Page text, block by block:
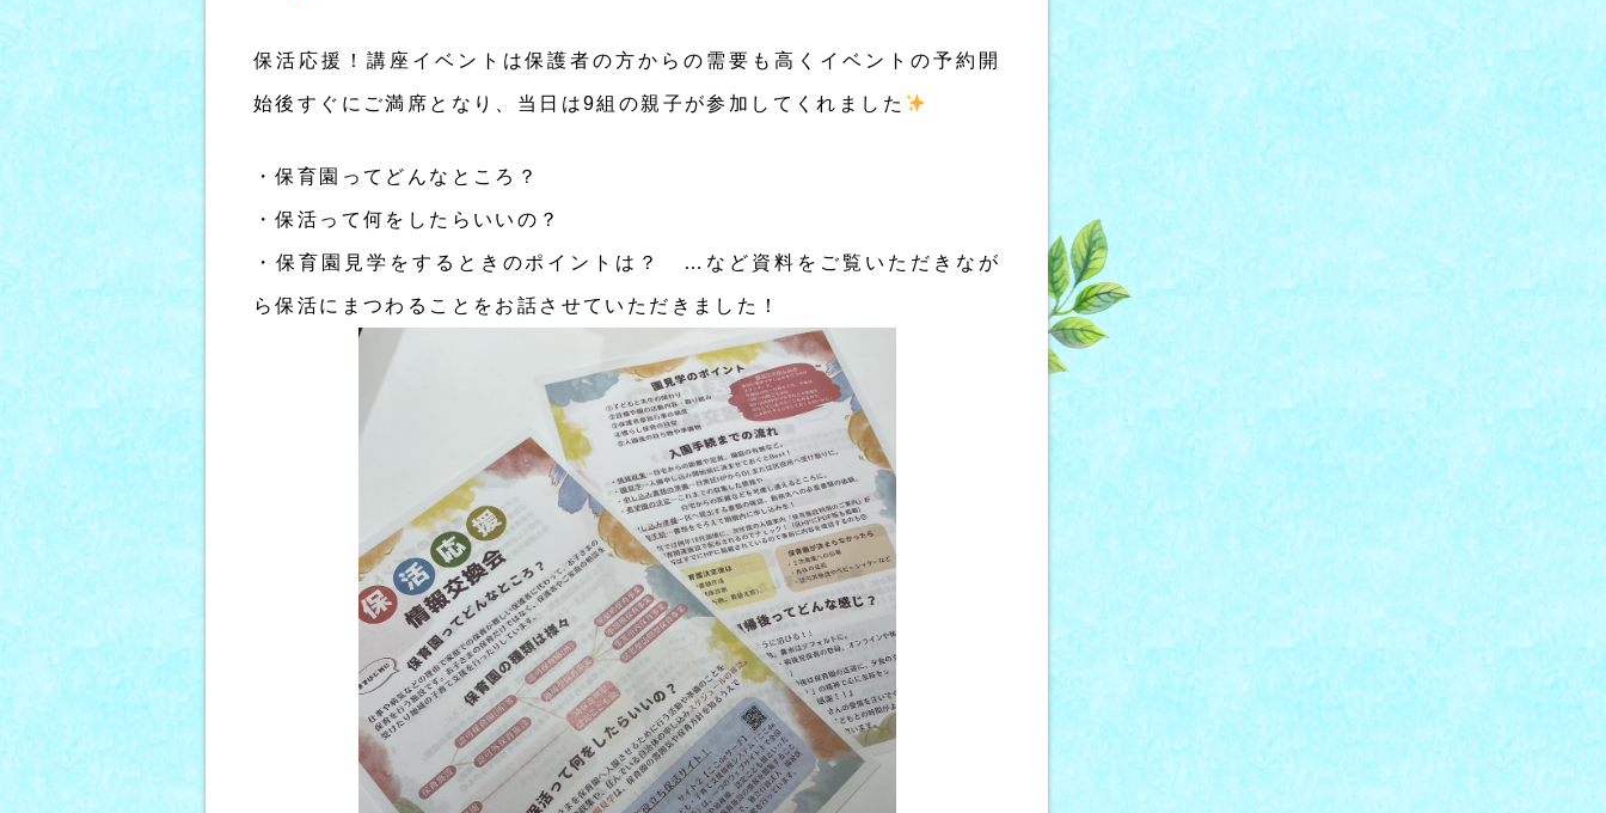
保活応援！講座イベントは保護者の方からの需要も高くイベントの予約開
始後すぐにご満席となり、当日は9組の親子が参加してくれました
・保育園ってどんなところ？
・保活って何をしたらいいの？
・保育園見学をするときのポイントは？ …など資料をご覧いただきなが
ら保活にまつわることをお話させていただきました！